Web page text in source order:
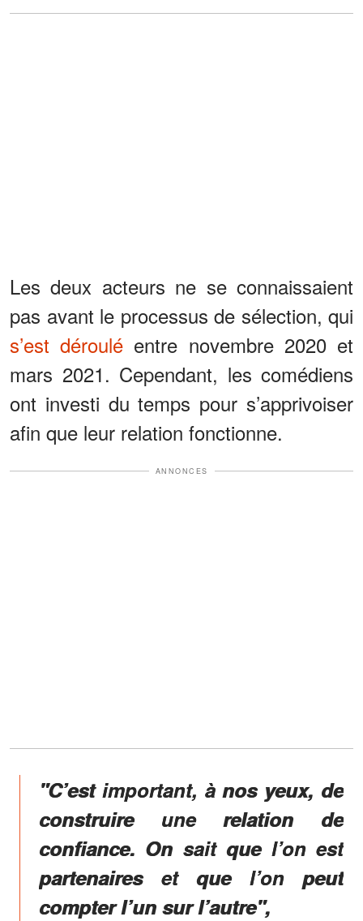
Les deux acteurs ne se connaissaient
pas avant le processus de sélection, qui
s’est déroulé entre novembre 2020 et
mars 2021. Cependant, les comédiens
ont investi du temps pour s’apprivoiser
afin que leur relation fonctionne.
ANNONCES
"C’est important, à nos yeux, de
construire une relation de
confiance. On sait que l’on est
partenaires et que l’on peut
compter l’un sur l’autre",